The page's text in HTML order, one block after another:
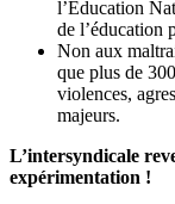
l’Education
de l’éducation
Non aux
que plus de
violences,
majeurs.
L’intersyndicale
expérimentation !